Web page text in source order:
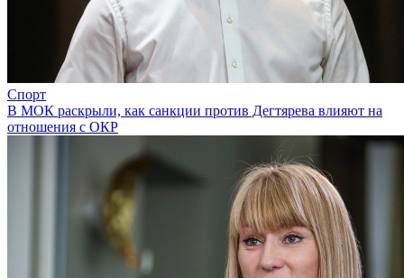
Спорт
В МОК раскрыли, как санкции против Дегтярева влияют на
отношения с ОКР